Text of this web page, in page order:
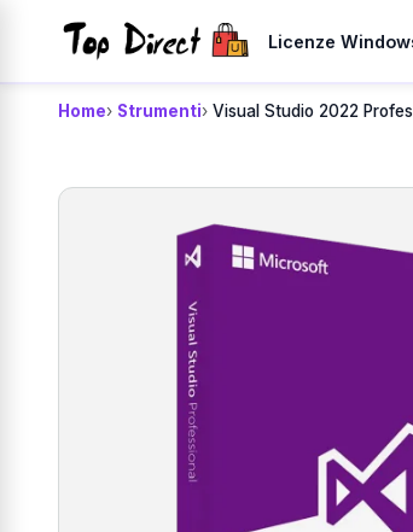
Licenze
Home Strumenti Visual Studio 2022